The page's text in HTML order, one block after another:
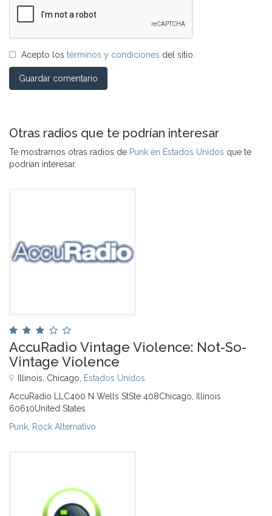
Acepto los términos y condiciones del sitio
Guardar comentario
Otras radios que te podrían interesar
Te mostramos otras radios de Punk en Estados Unidos que te
podrían interesar.
AccuRadio Vintage Violence: Not-So-
Vintage Violence
Illinois, Chicago, Estados Unidos
AccuRadio LLC400 N Wells StSte 408Chicago, Illinois
60610United States
Punk Rock Alternativo